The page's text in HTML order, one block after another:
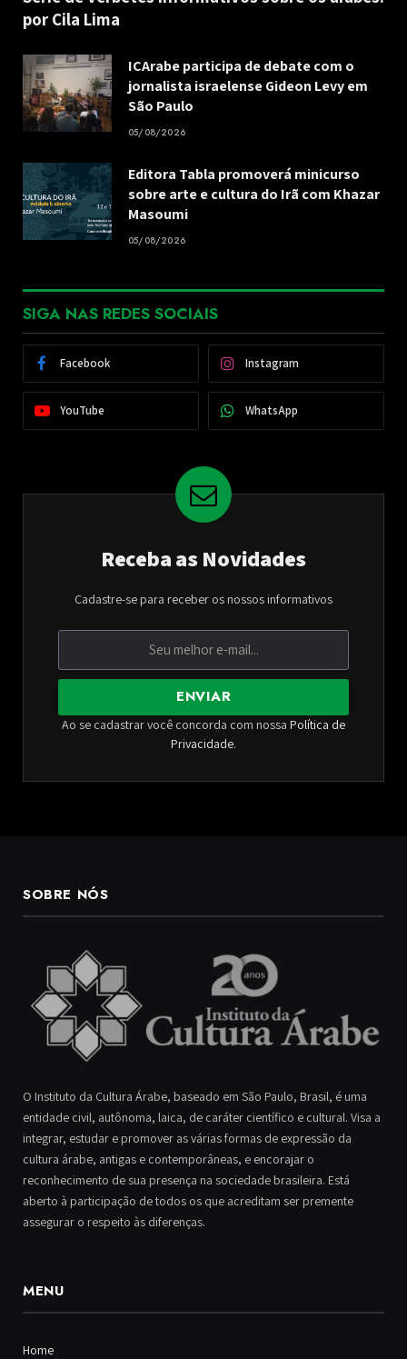
por Cila Lima
ICArabe participa de debate com o
jornalista israelense Gideon Levy em
São Paulo
05/08/2026
Editora Tabla promoverá minicurso
sobre arte e cultura do Irã com Khazar
Masoumi
05/08/2026
SIGA NAS REDES SOCIAIS
Facebook Instagram
YouTube WhatsApp
Receba as Novidades
Cadastre-se para receber os nossos informativos
ENVIAR
Ao se cadastrar você concorda com nossa Política de
Privacidade.
SOBRE NÓS
O Instituto da Cultura Árabe, baseado em São Paulo, Brasil, é uma
entidade civil, autônoma, laica, de caráter científico e cultural. Visa a
integrar, estudar e promover as várias formas de expressão da
cultura árabe, antigas e contemporâneas, e encorajar o
reconhecimento de sua presença na sociedade brasileira. Está
aberto à participação de todos os que acreditam ser premente
assegurar o respeito às diferenças.
MENU
Home